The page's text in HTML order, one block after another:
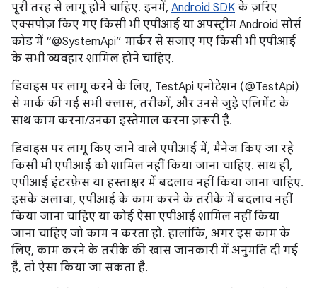
पूरी तरह से लागू होने चाहिए. इनमें, Android SDK के ज़रिए
एक्सपोज़ किए गए किसी भी एपीआई या अपस्ट्रीम Android सोर्स
कोड में “@SystemApi” मार्कर से सजाए गए किसी भी एपीआई
के सभी व्यवहार शामिल होने चाहिए.
डिवाइस पर लागू करने के लिए, TestApi एनोटेशन (@TestApi)
से मार्क की गई सभी क्लास, तरीकों, और उनसे जुड़े एलिमेंट के
साथ काम करना/उनका इस्तेमाल करना ज़रूरी है.
डिवाइस पर लागू किए जाने वाले एपीआई में, मैनेज किए जा रहे
किसी भी एपीआई को शामिल नहीं किया जाना चाहिए. साथ ही,
एपीआई इंटरफ़ेस या हस्ताक्षर में बदलाव नहीं किया जाना चाहिए.
इसके अलावा, एपीआई के काम करने के तरीके में बदलाव नहीं
किया जाना चाहिए या कोई ऐसा एपीआई शामिल नहीं किया
जाना चाहिए जो काम न करता हो. हालांकि, अगर इस काम के
लिए, काम करने के तरीके की खास जानकारी में अनुमति दी गई
है, तो ऐसा किया जा सकता है.